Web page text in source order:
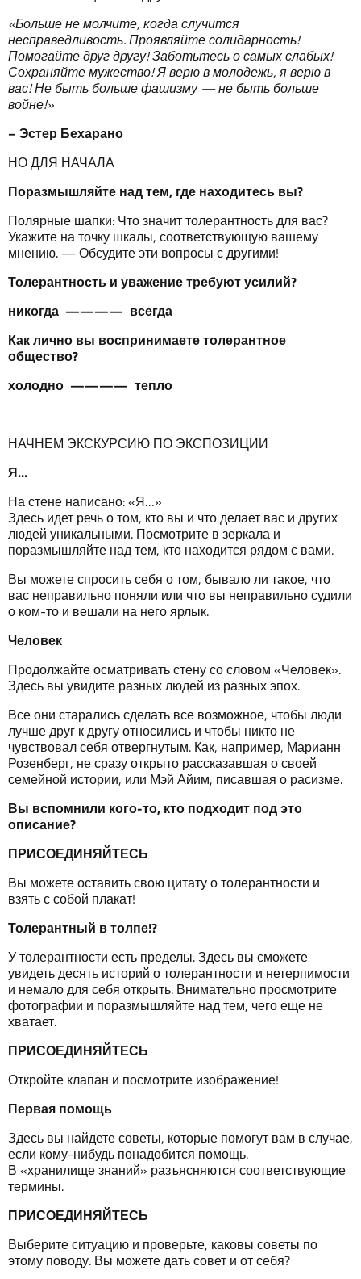
«Большенемолчите, когдаслучится
несправедливость.Проявляйтесолидарность!
Помогайтедругдругу!Заботьтесьосамыхслабых!
Сохраняйтемужество!Яверювмолодежь, яверюв
вас!Небытьбольшефашизму—небытьбольше
войне!»
– Эстер Бехарано
НО ДЛЯ НАЧАЛА
Поразмышляйте надтем, где находитесь вы?
Полярные шапки: Что значит толерантность для вас?
Укажите на точку шкалы, соответствующую вашему
мнению. — Обсудите эти вопросы с другими!
Толерантность и уважениетребуютусилий?
никогда ———— всегда
Каклично вы воспринимаететолерантное
общество?
холодно ———— тепло
НАЧНЕМ ЭКСКУРСИЮ ПО ЭКСПОЗИЦИИ
Я…
На стене написано: «Я…»
Здесь идет речь о том, кто вы и что делает вас и других
людей уникальными. Посмотрите в зеркала и
поразмышляйте над тем, кто находится рядом с вами.
Вы можете спросить себя о том, бывало ли такое, что
вас неправильно поняли или что вы неправильно судили
о ком-то и вешали на него ярлык.
Человек
Продолжайте осматривать стену со словом «Человек».
Здесь вы увидите разных людей из разных эпох.
Все они старались сделать все возможное, чтобы люди
лучше друг к другу относились и чтобы никто не
чувствовал себя отвергнутым. Как, например, Марианн
Розенберг, не сразу открыто рассказавшая о своей
семейной истории, или Мэй Айим, писавшая о расизме.
Вы вспомнили кого-то, кто подходит подэто
описание?
ПРИСОЕДИНЯЙТЕСЬ
Вы можете оставить свою цитату о толерантности и
взять с собой плакат!
Толерантный втолпе!?
У толерантности есть пределы. Здесь вы сможете
увидеть десять историй о толерантности и нетерпимости
и немало для себя открыть. Внимательно просмотрите
фотографии и поразмышляйте над тем, чего еще не
хватает.
ПРИСОЕДИНЯЙТЕСЬ
Откройте клапан и посмотрите изображение!
Первая помощь
Здесь вы найдете советы, которые помогут вам в случае,
если кому-нибудь понадобится помощь.
В «хранилище знаний» разъясняются соответствующие
термины.
ПРИСОЕДИНЯЙТЕСЬ
Выберите ситуацию и проверьте, каковы советы по
этому поводу. Вы можете дать совет и от себя?